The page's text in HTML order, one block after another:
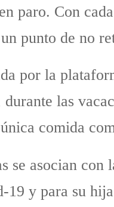
paro. Con
punto de no
por la
las
comida
se asocian
y para su